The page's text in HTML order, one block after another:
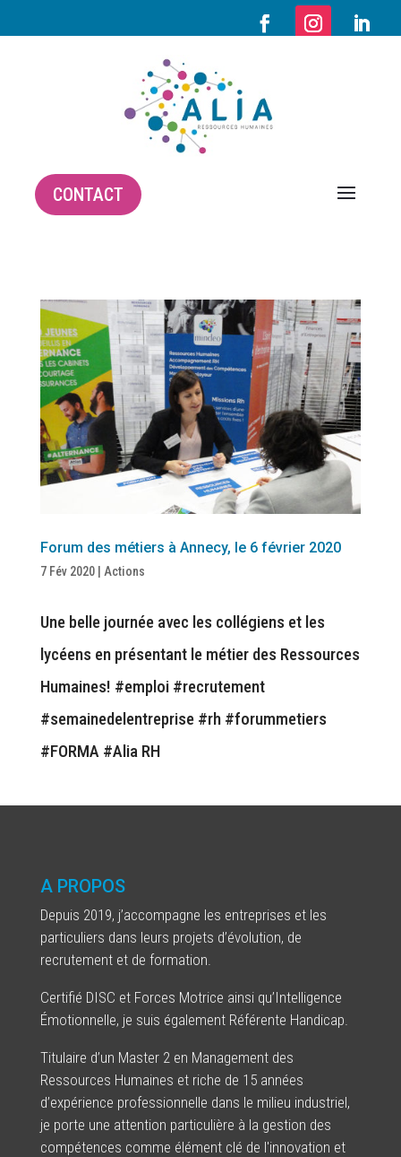
CONTACT
Forum des métiers à Annecy, le 6 février 2020
7 Fév 2020| Actions
Une belle journée avec les collégiens et les
lycéens en présentant le métier des Ressources
Humaines! #emploi #recrutement
#semainedelentreprise #rh #forummetiers
#FORMA #Alia RH
A PROPOS
Depuis 2019, j’accompagne les entreprises et les
particuliers dans leurs projets d’évolution, de
recrutement et de formation.
Certifié DISC et Forces Motrice ainsi qu’Intelligence
Émotionnelle, je suis également Référente Handicap.
Titulaire d’un Master 2 en Management des
Ressources Humaines et riche de 15 années
d’expérience professionnelle dans le milieu industriel,
je porte une attention particulière à la gestion des
compétences comme élément clé de l'innovation et